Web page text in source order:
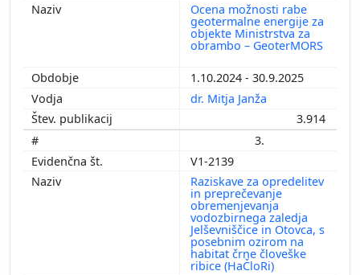
Ocena možnosti rabe
geotermalne energije za
objekte Ministrstva za
obrambo – GeoterMORS
1.10.2024 - 30.9.2025
dr. Mitja Janža
3.914
3.
V1-2139
Raziskave za opredelitev
in preprečevanje
obremenjevanja
vodozbirnega zaledja
Jelševniščice in Otovca, s
posebnim ozirom na
habitat črne človeške
ribice (HaČloRi)